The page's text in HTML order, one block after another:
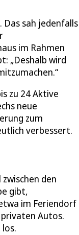
Das sah jedenfalls
im Rahmen
„Deshalb wird
zu 24 Aktive
neue
zum
verbessert.
den
gibt,
im Feriendorf
Autos.